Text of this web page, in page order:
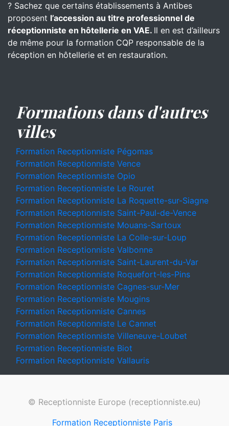
? Sachez que certains établissements à Antibes
proposent l’accession au titre professionnel de
réceptionniste en hôtellerie en VAE. Il en est d’ailleurs
de même pour la formation CQP responsable de la
réception en hôtellerie et en restauration.
Formations dans d'autres
villes
Formation Receptionniste Pégomas
Formation Receptionniste Vence
Formation Receptionniste Opio
Formation Receptionniste Le Rouret
Formation Receptionniste La Roquette-sur-Siagne
Formation Receptionniste Saint-Paul-de-Vence
Formation Receptionniste Mouans-Sartoux
Formation Receptionniste La Colle-sur-Loup
Formation Receptionniste Valbonne
Formation Receptionniste Saint-Laurent-du-Var
Formation Receptionniste Roquefort-les-Pins
Formation Receptionniste Cagnes-sur-Mer
Formation Receptionniste Mougins
Formation Receptionniste Cannes
Formation Receptionniste Le Cannet
Formation Receptionniste Villeneuve-Loubet
Formation Receptionniste Biot
Formation Receptionniste Vallauris
© Receptionniste Europe (receptionniste.eu)
Formation Receptionniste Paris